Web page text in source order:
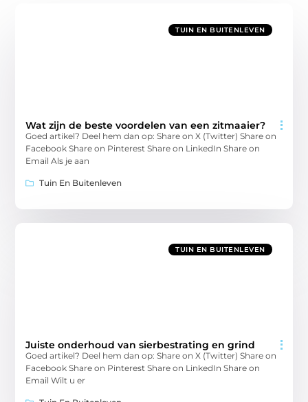
TUIN EN BUITENLEVEN
Wat zijn de beste voordelen van een zitmaaier?
Goed artikel? Deel hem dan op: Share on X (Twitter) Share on
Facebook Share on Pinterest Share on LinkedIn Share on
Email Als je aan
Tuin En Buitenleven
TUIN EN BUITENLEVEN
Juiste onderhoud van sierbestrating en grind
Goed artikel? Deel hem dan op: Share on X (Twitter) Share on
Facebook Share on Pinterest Share on LinkedIn Share on
Email Wilt u er